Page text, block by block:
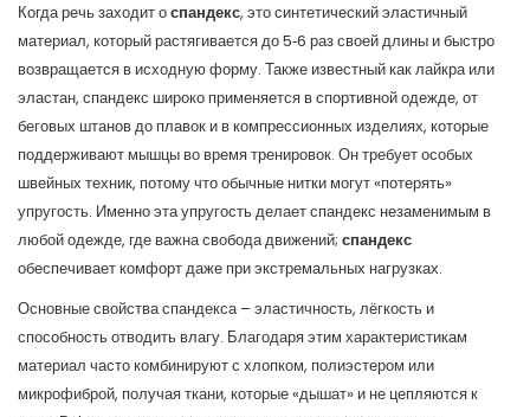
Когда речь заходит оспандекс, это синтетический эластичный
материал, который растягивается до 5‑6 раз своей длины и быстро
возвращается в исходную форму. Также известный каклайкраили
эластан, спандекс широко применяется вспортивной одежде, от
беговых штанов до плавок и вкомпрессионных изделиях, которые
поддерживают мышцы во время тренировок. Он требует особых
швейных техник, потому что обычные нитки могут «потерять»
упругость. Именно эта упругость делает спандекс незаменимым в
любой одежде, где важна свобода движений; спандекс
обеспечивает комфорт даже при экстремальных нагрузках.
Основные свойства спандекса – эластичность, лёгкость и
способность отводить влагу. Благодаря этим характеристикам
материал часто комбинируют с хлопком, полиэстером или
микрофиброй, получая ткани, которые «дышат» и не цепляются к